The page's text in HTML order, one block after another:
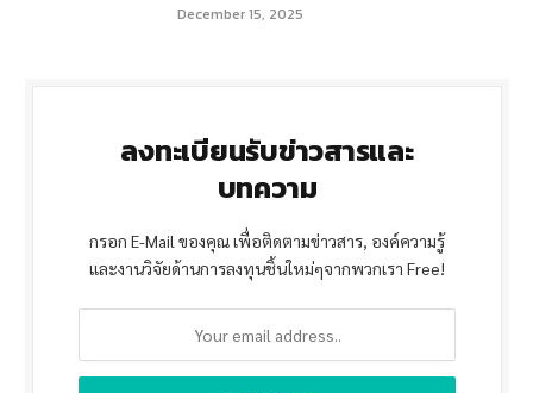
December 15, 2025
ลงทะเบียนรับข่าวสารและ
บทความ
กรอก E-Mail ของคุณ เพื่อติดตามข่าวสาร, องค์ความรู้
และงานวิจัยด้านการลงทุนชิ้นใหม่ๆจากพวกเรา Free!